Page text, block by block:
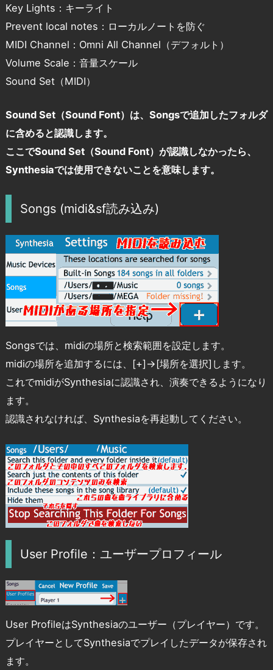
Key Lights：キーライト
Prevent local notes：ローカルノートを防ぐ
MIDI Channel：Omni All Channel（デフォルト）
Volume Scale：音量スケール
Sound Set（MIDI）
Sound Set（Sound Font）は、Songsで追加したフォルダ
に含めると認識します。
ここでSound Set（Sound Font）が認識しなかったら、
Synthesiaでは使用できないことを意味します。
Songs (midi&sf読み込み)
Songsでは、midiの場所と検索範囲を設定します。
midiの場所を追加するには、[+]→[場所を選択]します。
これでmidiがSynthesiaに認識され、演奏できるようになり
ます。
認識されなければ、Synthesiaを再起動してください。
User Profile：ユーザープロフィール
User ProfileはSynthesiaのユーザー（プレイヤー）です。
プレイヤーとしてSynthesiaでプレイしたデータが保存され
ます。